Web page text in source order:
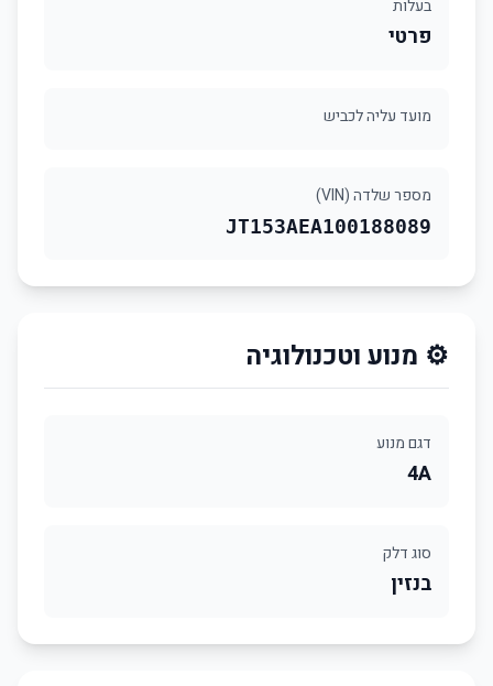
בעלות
פרטי
מועד עליה לכביש
מספר שלדה (VIN)
JT153AEA100188089
⚙️ מנוע וטכנולוגיה
דגם מנוע
4A
סוג דלק
בנזין